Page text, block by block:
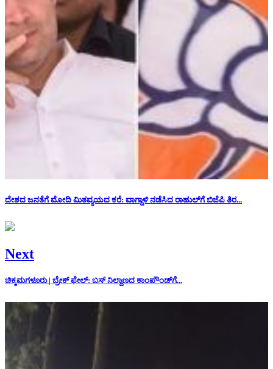
ದೇಶದ ಜನತೆಗೆ ಮೋದಿ ಮಿತವ್ಯಯದ ಕರೆ: ವಾಗ್ದಾಳಿ ನಡೆಸಿದ ರಾಹುಲ್‌ಗೆ ಬಿಜೆಪಿ ತಿರ...
Next
ಚಿಕ್ಕಮಗಳೂರು | ಬ್ರೇಕ್ ಫೇಲ್: ಬಸ್ ನಿಲ್ದಾಣದ ಕಾಂಪೌಂಡ್‌ಗೆ...